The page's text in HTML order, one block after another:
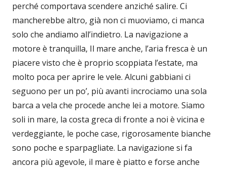
perché comportava scendere anziché salire. Ci
mancherebbe altro, già non ci muoviamo, ci manca
solo che andiamo all’indietro. La navigazione a
motore è tranquilla, Il mare anche, l’aria fresca è un
piacere visto che è proprio scoppiata l’estate, ma
molto poca per aprire le vele. Alcuni gabbiani ci
seguono per un po’, più avanti incrociamo una sola
barca a vela che procede anche lei a motore. Siamo
soli in mare, la costa greca di fronte a noi è vicina e
verdeggiante, le poche case, rigorosamente bianche
sono poche e sparpagliate. La navigazione si fa
ancora più agevole, il mare è piatto e forse anche